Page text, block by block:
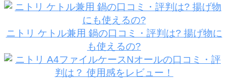
ニトリ ケトル兼用 鍋の口コミ・評判は? 揚げ物に
も使えるの?